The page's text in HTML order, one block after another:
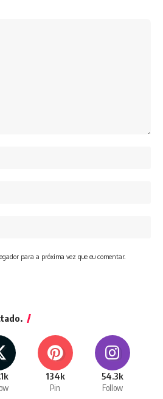
para a próxima vez que eu comentar.
134k
Pin
54.3k
Follow